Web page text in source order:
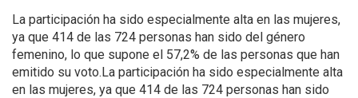
La participación ha sido especialmente alta en las mujeres,
ya que 414 de las 724 personas han sido del género
femenino, lo que supone el 57,2% de las personas que han
emitido su voto.La participación ha sido especialmente alta
en las mujeres, ya que 414 de las 724 personas han sido